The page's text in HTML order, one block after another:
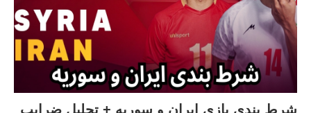
شرط بندی بازی ایران و سوریه + تحلیل ضرایب